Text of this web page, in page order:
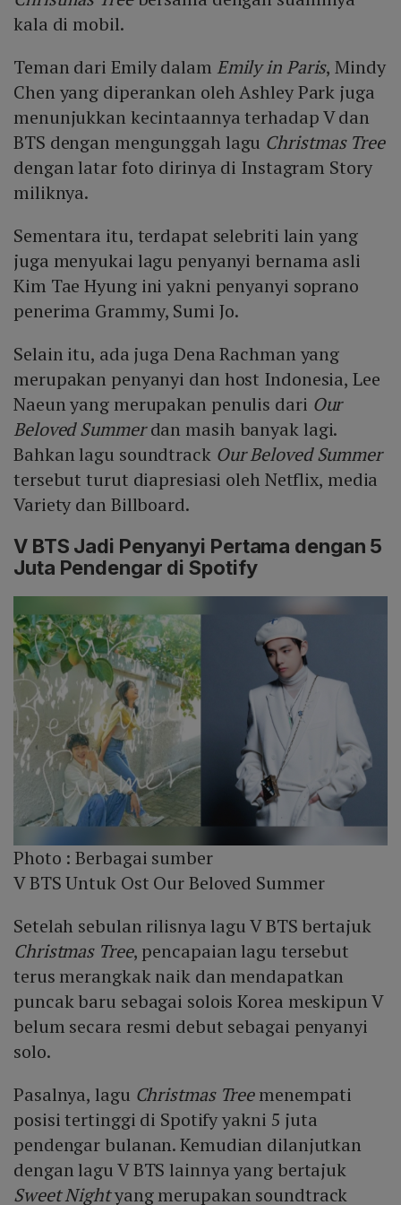
kala di mobil.
Teman dari Emily dalam Emily in Paris, Mindy
Chen yang diperankan oleh Ashley Park juga
menunjukkan kecintaannya terhadap V dan
BTS dengan mengunggah lagu Christmas Tree
dengan latar foto dirinya di Instagram Story
miliknya.
Sementara itu, terdapat selebriti lain yang
juga menyukai lagu penyanyi bernama asli
Kim Tae Hyung ini yakni penyanyi soprano
penerima Grammy, Sumi Jo.
Selain itu, ada juga Dena Rachman yang
merupakan penyanyi dan host Indonesia, Lee
Naeun yang merupakan penulis dari Our
Beloved Summerdan masih banyak lagi.
Bahkan lagu soundtrack Our Beloved Summer
tersebut turut diapresiasi oleh Netflix, media
Variety dan Billboard.
V BTS Jadi Penyanyi Pertama dengan 5
Juta Pendengar di Spotify
Photo :Berbagai sumber
V BTS Untuk Ost Our Beloved Summer
Setelah sebulan rilisnya lagu V BTS bertajuk
Christmas Tree, pencapaian lagu tersebut
terus merangkak naik dan mendapatkan
puncak baru sebagai solois Korea meskipun V
belum secara resmi debut sebagai penyanyi
solo.
Pasalnya, lagu Christmas Treemenempati
posisi tertinggi di Spotify yakni 5 juta
pendengar bulanan. Kemudian dilanjutkan
dengan lagu V BTS lainnya yang bertajuk
Sweet Nightyang merupakan soundtrack